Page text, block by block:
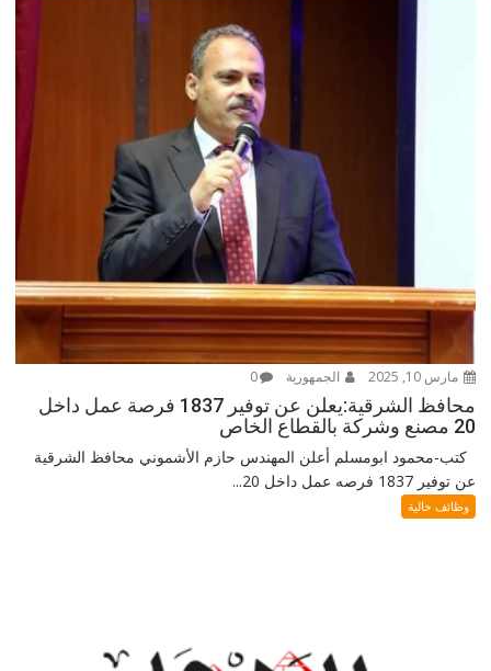
مارس 10, 2025 الجمهورية 0
محافظ الشرقية:يعلن عن توفير 1837 فرصة عمل داخل
20 مصنع وشركة بالقطاع الخاص
كتب-محمود ابومسلم أعلن المهندس حازم الأشموني محافظ الشرقية
عن توفير 1837 فرصه عمل داخل 20...
وظائف خالية